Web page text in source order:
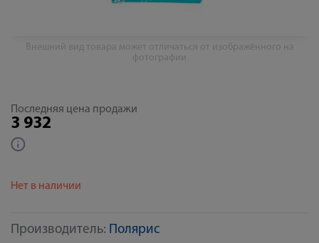
Внешний вид товара может отличаться от изображённого на
фотографии
Производитель: Полярис
Последняя цена продажи
3 932
Нет в наличии